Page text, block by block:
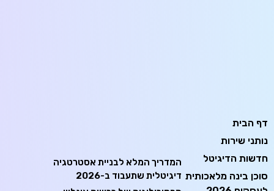
דף הבית
נותני שירות
חדשות הדיגיטל
סוכן בינה מלאכותית
המדריך המלא לבניית אסטרטגיה
דיגיטלית שתעבוד ב-2026